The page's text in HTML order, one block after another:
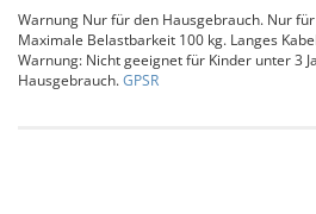
Warnung Nur für den Hausgebrauch. Nur
Maximale Belastbarkeit 100 kg. Langes
Warnung: Nicht geeignet für Kinder unter 3
Hausgebrauch.GPSR